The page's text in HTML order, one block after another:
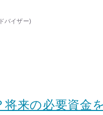
バイザー)
来の必要資金